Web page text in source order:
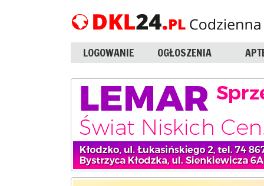
LOGOWANIE OGŁOSZENIA